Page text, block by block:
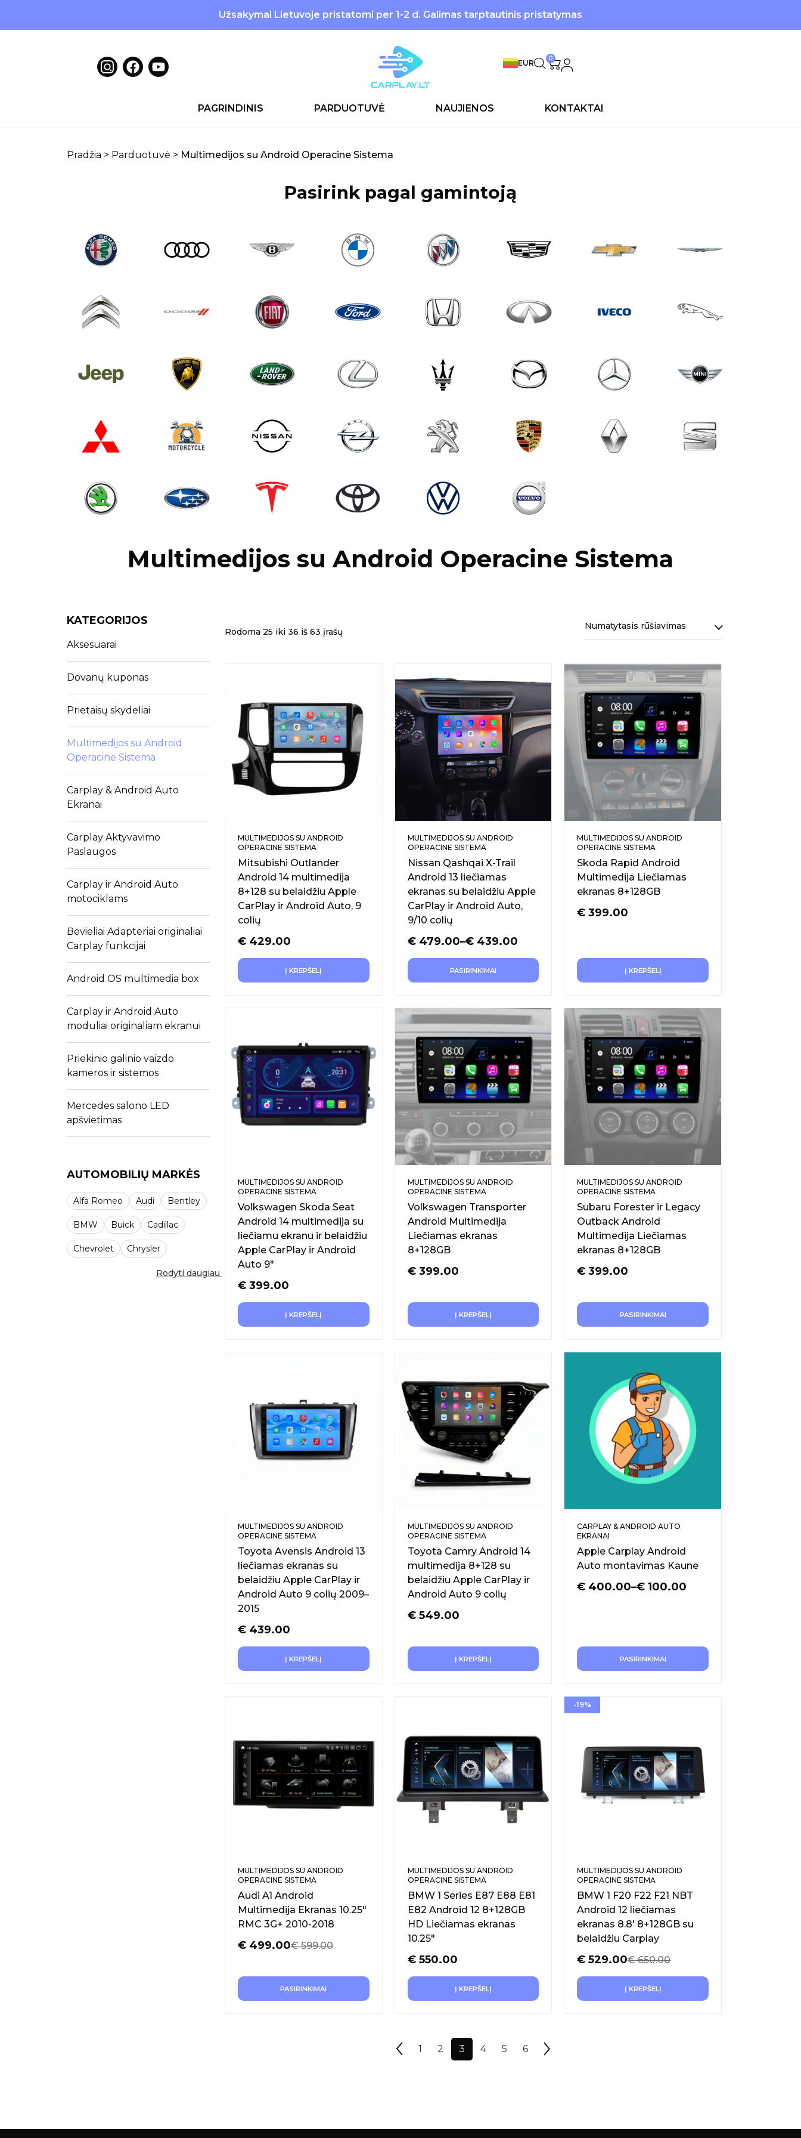
Užsakymai Lietuvoje pristatomi per 1-2 d. Galimas tarptautinis pristatymas
EUR
0
PAGRINDINIS PARDUOTUVĖ NAUJIENOS KONTAKTAI
Pradžia > Parduotuvė > Multimedijos su Android Operacine Sistema
Pasirink pagal gamintoją
Multimedijos su Android Operacine Sistema
KATEGORIJOS
Aksesuarai
Dovanų kuponas
Prietaisų skydeliai
Multimedijos su Android
Operacine Sistema
Carplay & Android Auto
Ekranai
Carplay Aktyvavimo
Paslaugos
Carplay ir Android Auto
motociklams
Bevieliai Adapteriai originaliai
Carplay funkcijai
Android OS multimedia box
Carplay ir Android Auto
moduliai originaliam ekranui
Priekinio galinio vaizdo
kameros ir sistemos
Mercedes salono LED
apšvietimas
AUTOMOBILIŲ MARKĖS
Alfa Romeo Audi Bentley
BMW Buick Cadillac
Chevrolet Chrysler
Rodyti daugiau
Rodoma 25 iki 36 iš 63 įrašų
Numatytasis rūšiavimas
MULTIMEDIJOS SU ANDROID
OPERACINE SISTEMA
Mitsubishi Outlander
Android 14 multimedija
8+128 su belaidžiu Apple
CarPlay ir Android Auto, 9
colių
€ 429.00
Į KREPŠELĮ
MULTIMEDIJOS SU ANDROID
OPERACINE SISTEMA
Nissan Qashqai X-Trail
Android 13 liečiamas
ekranas su belaidžiu Apple
CarPlay ir Android Auto,
9/10 colių
€439.00
–
€479.00
PASIRINKIMAI
MULTIMEDIJOS SU ANDROID
OPERACINE SISTEMA
Skoda Rapid Android
Multimedija Liečiamas
ekranas 8+128GB
€ 399.00
Į KREPŠELĮ
MULTIMEDIJOS SU ANDROID
OPERACINE SISTEMA
Volkswagen Skoda Seat
Android 14 multimedija su
liečiamu ekranu ir belaidžiu
Apple CarPlay ir Android
Auto 9″
€ 399.00
Į KREPŠELĮ
MULTIMEDIJOS SU ANDROID
OPERACINE SISTEMA
Volkswagen Transporter
Android Multimedija
Liečiamas ekranas
8+128GB
€399.00
Į KREPŠELĮ
MULTIMEDIJOS SU ANDROID
OPERACINE SISTEMA
Subaru Forester ir Legacy
Outback Android
Multimedija Liečiamas
ekranas 8+128GB
€ 399.00
PASIRINKIMAI
MULTIMEDIJOS SU ANDROID
OPERACINE SISTEMA
Toyota Avensis Android 13
liečiamas ekranas su
belaidžiu Apple CarPlay ir
Android Auto 9 colių 2009–
2015
€ 439.00
Į KREPŠELĮ
MULTIMEDIJOS SU ANDROID
OPERACINE SISTEMA
Toyota Camry Android 14
multimedija 8+128 su
belaidžiu Apple CarPlay ir
Android Auto 9 colių
€549.00
Į KREPŠELĮ
CARPLAY & ANDROID AUTO
EKRANAI
Apple Carplay Android
Auto montavimas Kaune
€ 100.00
–
€ 400.00
PASIRINKIMAI
MULTIMEDIJOS SU ANDROID
OPERACINE SISTEMA
Audi A1 Android
Multimedija Ekranas 10.25″
RMC 3G+ 2010-2018
€599.00
€ 499.00
PASIRINKIMAI
MULTIMEDIJOS SU ANDROID
OPERACINE SISTEMA
BMW 1 Series E87 E88 E81
E82 Android 12 8+128GB
HD Liečiamas ekranas
10.25″
€550.00
Į KREPŠELĮ
-19%
MULTIMEDIJOS SU ANDROID
OPERACINE SISTEMA
BMW 1 F20 F22 F21 NBT
Android 12 liečiamas
ekranas 8.8′ 8+128GB su
belaidžiu Carplay
€650.00
€ 529.00
Į KREPŠELĮ
1 2 3 4 5 6